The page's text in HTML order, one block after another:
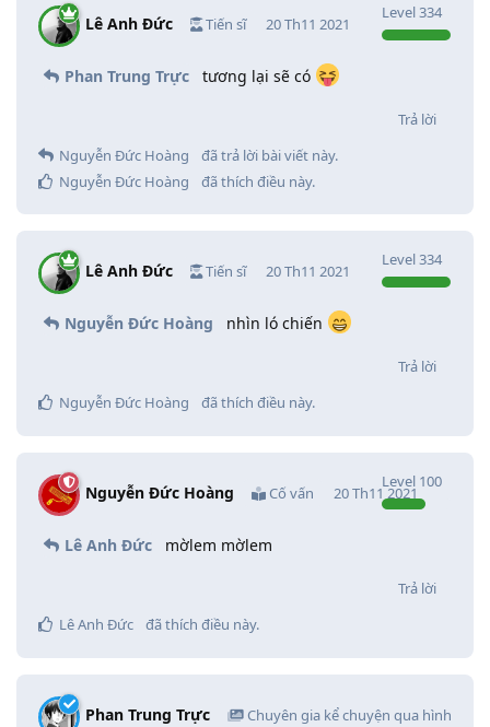
Lê Anh Đức Tiến sĩ
Level334
20 Th11 2021
Phan Trung Trực tương lại sẽ có
Trả lời
Nguyễn Đức Hoàng
đã trả lời bài viết này.
Nguyễn Đức Hoàng
đã thích điều này.
Lê Anh Đức Tiến sĩ
Level334
20 Th11 2021
Nguyễn Đức Hoàng nhìn ló chiến
Trả lời
Nguyễn Đức Hoàng
đã thích điều này.
Nguyễn Đức Hoàng Cố vấn
Level 100
20 Th11 2021
Lê Anh Đức mờlem mờlem
Trả lời
Lê Anh Đức
đã thích điều này.
Phan Trung Trực
Chuyên gia kể chuyện qua hình